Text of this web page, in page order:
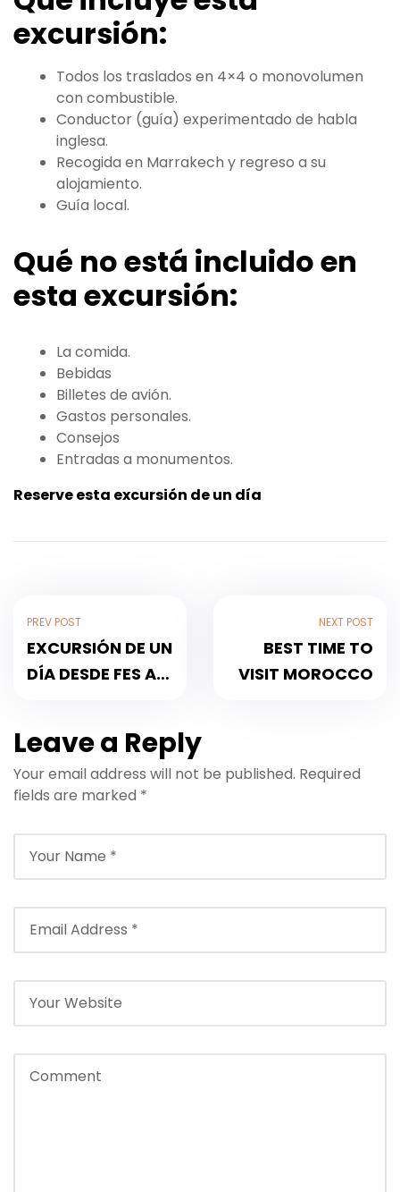
excursión:
Todos los traslados en 4×4 o monovolumen
con combustible.
Conductor (guía) experimentado de habla
inglesa.
Recogida en Marrakech y regreso a su
alojamiento.
Guía local.
Qué no está incluido en
esta excursión:
La comida.
Bebidas
Billetes de avión.
Gastos personales.
Consejos
Entradas a monumentos.
Reserve esta excursión de un día
PREV POST
EXCURSIÓN DE UN
DÍA DESDE FES A
NEXT POST
BEST TIME TO
VISIT MOROCCO
Leave a Reply
Your email address will not be published. Required
fields are marked *